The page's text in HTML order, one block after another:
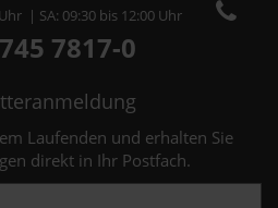
| SA: 09:30 bis 12:00 Uhr
7817-0
Laufenden und erhalten Sie
direkt in Ihr Postfach.